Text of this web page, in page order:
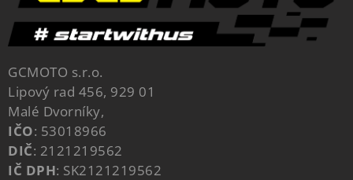
GCMOTO s.r.o.
Lipový rad 456, 929 01
Malé Dvorníky,
IČO: 53018966
DIČ: 2121219562
IČ DPH: SK2121219562